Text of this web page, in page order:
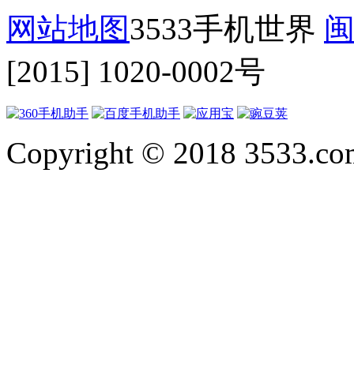
网站地图3533手机世界
[2015] 1020-0002号
Copyright © 2018